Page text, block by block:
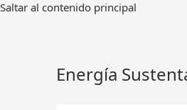
Ir
Saltar al contenido principal
Energía